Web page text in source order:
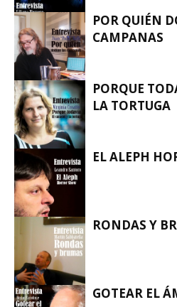
EL HASTÍO
EL HASTÍO
POR QUIÉN
CAMPANAS
EL HASTÍO
PORQUE
LA TORTUGA
EL HASTÍO
EL ALEPH
EL HASTÍO
RONDAS Y
GOTEAR EL